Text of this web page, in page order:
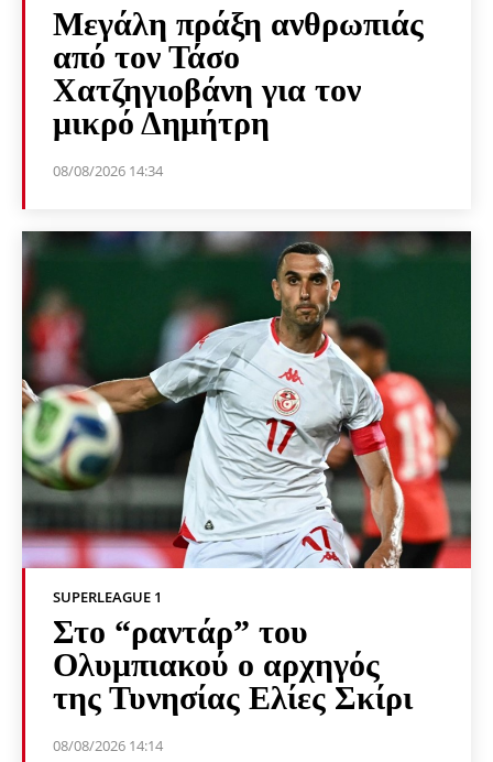
Μεγάλη πράξη ανθρωπιάς
από τον Τάσο
Χατζηγιοβάνη για τον
μικρό Δημήτρη
08/08/2026 14:34
SUPERLEAGUE 1
Στο “ραντάρ” του
Ολυμπιακού ο αρχηγός
της Τυνησίας Ελίες Σκίρι
08/08/2026 14:14